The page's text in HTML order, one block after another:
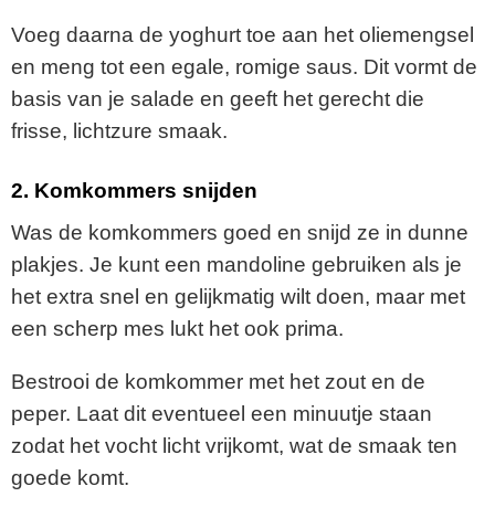
Voeg daarna de yoghurt toe aan het oliemengsel
en meng tot een egale, romige saus. Dit vormt de
basis van je salade en geeft het gerecht die
frisse, lichtzure smaak.
2. Komkommers snijden
Was de komkommers goed en snijd ze in dunne
plakjes. Je kunt een mandoline gebruiken als je
het extra snel en gelijkmatig wilt doen, maar met
een scherp mes lukt het ook prima.
Bestrooi de komkommer met het zout en de
peper. Laat dit eventueel een minuutje staan
zodat het vocht licht vrijkomt, wat de smaak ten
goede komt.